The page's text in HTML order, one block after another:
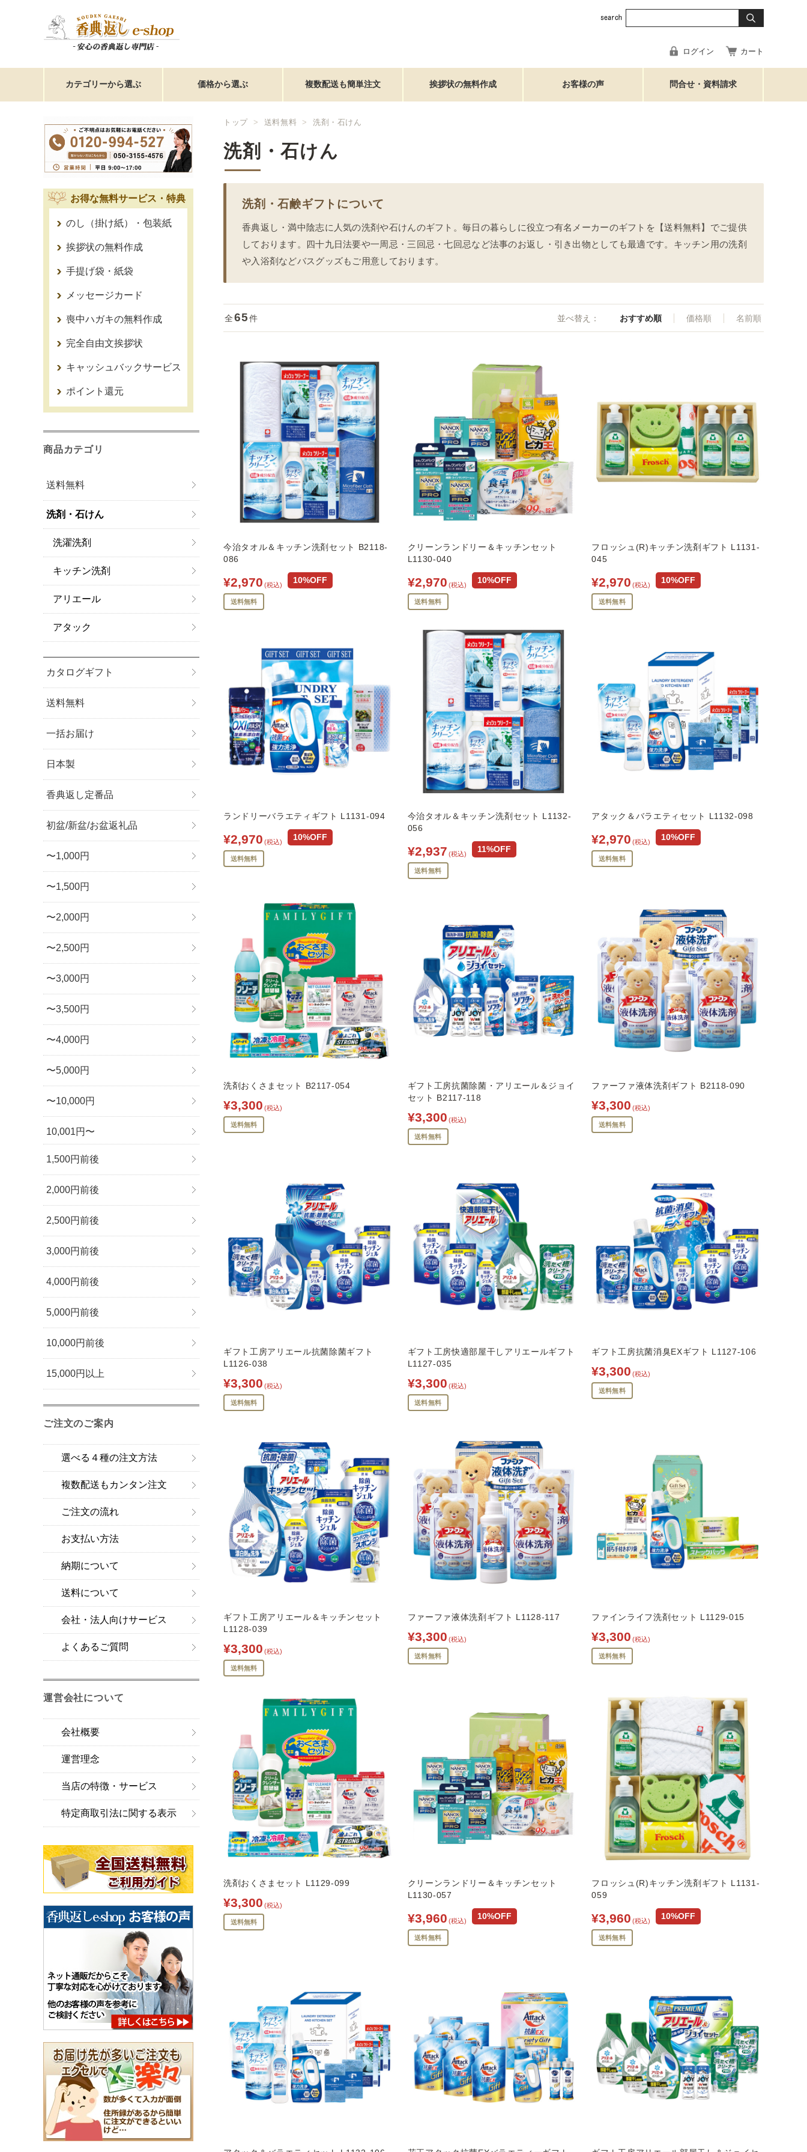
ログイン カート
カテゴリーから選ぶ 価格から選ぶ 複数配送も簡単注文 挨拶状の無料作成 お客様の声 問合せ・資料請求
トップ 送料無料 洗剤・石けん
洗剤・石けん
洗剤・石鹸ギフトについて
香典返し・満中陰志に人気の洗剤や石けんのギフト。毎日の暮らしに役立つ有名メーカーのギフトを【送料無料】でご提供
しております。四十九日法要や一周忌・三回忌・七回忌など法事のお返し・引き出物としても最適です。キッチン用の洗剤
や入浴剤などバスグッズもご用意しております。
全 65件 並べ替え： おすすめ順 価格順 名前順
今治タオル＆キッチン洗剤セット B2118-
086
¥2,970 (税込) 10%OFF
送料無料
クリーンランドリー＆キッチンセット
L1130-040
¥2,970 (税込) 10%OFF
送料無料
フロッシュ(R)キッチン洗剤ギフト L1131-
045
¥2,970 (税込) 10%OFF
送料無料
ランドリーバラエティギフト L1131-094
¥2,970 (税込) 10%OFF
送料無料
今治タオル＆キッチン洗剤セット L1132-
056
¥2,937 (税込) 11%OFF
送料無料
アタック＆バラエティセット L1132-098
¥2,970 (税込) 10%OFF
送料無料
洗剤おくさまセット B2117-054
¥3,300 (税込)
送料無料
ギフト工房抗菌除菌・アリエール＆ジョイ
セット B2117-118
¥3,300 (税込)
送料無料
ファーファ液体洗剤ギフト B2118-090
¥3,300 (税込)
送料無料
ギフト工房アリエール抗菌除菌ギフト
L1126-038
¥3,300 (税込)
送料無料
ギフト工房快適部屋干しアリエールギフト
L1127-035
¥3,300 (税込)
送料無料
ギフト工房抗菌消臭EXギフト L1127-106
¥3,300 (税込)
送料無料
ギフト工房アリエール＆キッチンセット
L1128-039
¥3,300 (税込)
送料無料
ファーファ液体洗剤ギフト L1128-117
¥3,300 (税込)
送料無料
ファインライフ洗剤セット L1129-015
¥3,300 (税込)
送料無料
洗剤おくさまセット L1129-099
¥3,300 (税込)
送料無料
クリーンランドリー＆キッチンセット
L1130-057
¥3,960 (税込) 10%OFF
送料無料
フロッシュ(R)キッチン洗剤ギフト L1131-
059
¥3,960 (税込) 10%OFF
送料無料
お得な無料サービス・特典
のし（掛け紙）・包装紙
挨拶状の無料作成
手提げ袋・紙袋
メッセージカード
喪中ハガキの無料作成
完全自由文挨拶状
キャッシュバックサービス
ポイント還元
商品カテゴリ
送料無料
洗剤・石けん
洗濯洗剤
キッチン洗剤
アリエール
アタック
カタログギフト
送料無料
一括お届け
日本製
香典返し定番品
初盆/新盆/お盆返礼品
〜1,000円
〜1,500円
〜2,000円
〜2,500円
〜3,000円
〜3,500円
〜4,000円
〜5,000円
〜10,000円
10,001円〜
1,500円前後
2,000円前後
2,500円前後
3,000円前後
4,000円前後
5,000円前後
10,000円前後
15,000円以上
ご注文のご案内
選べる４種の注文方法
複数配送もカンタン注文
ご注文の流れ
お支払い方法
納期について
送料について
会社・法人向けサービス
よくあるご質問
運営会社について
会社概要
運営理念
当店の特徴・サービス
特定商取引法に関する表示